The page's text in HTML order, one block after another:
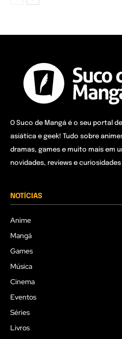
O Suco de Mangá é o seu portal
asiática e geek! Tudo sobre
dramas, games e muito mais em
novidades, reviews e
NOTÍCIAS
Anime
Mangá
Games
Música
Cinema
Eventos
Séries
Livros